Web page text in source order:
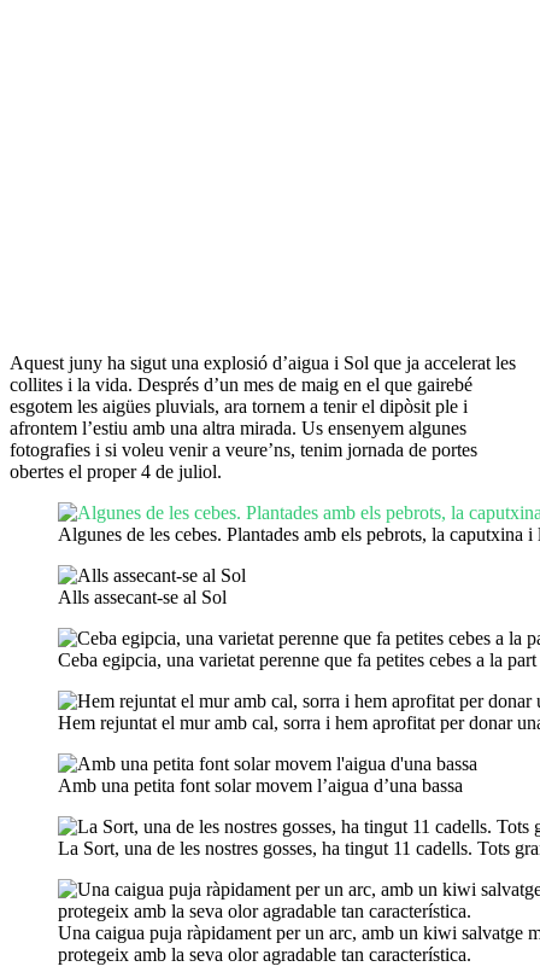
Aquest juny ha sigut una explosió d’aigua i Sol que ja accelerat les
collites i la vida. Després d’un mes de maig en el que gairebé
esgotem les aigües pluvials, ara tornem a tenir el dipòsit ple i
afrontem l’estiu amb una altra mirada. Us ensenyem algunes
fotografies i si voleu venir a veure’ns, tenim jornada de portes
obertes el proper 4 de juliol.
Algunes de les cebes. Plantades amb els pebrots, la
Alls assecant-se al Sol
Ceba egipcia, una varietat perenne que fa petites cebes a la
Hem rejuntat el mur amb cal, sorra i hem aprofitat per donar
Amb una petita font solar movem l’aigua d’una bassa
La Sort, una de les nostres gosses, ha tingut 11 cadells. Tots
Una caigua puja ràpidament per un arc, amb un kiwi salvatge
protegeix amb la seva olor agradable tan característica.